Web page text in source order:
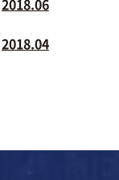
2018.06
2018.04